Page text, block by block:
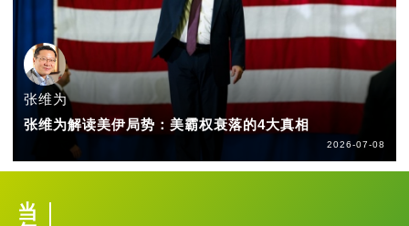
张维为
张维为解读美伊局势：美霸权衰落的4大真相
2026-07-08
当